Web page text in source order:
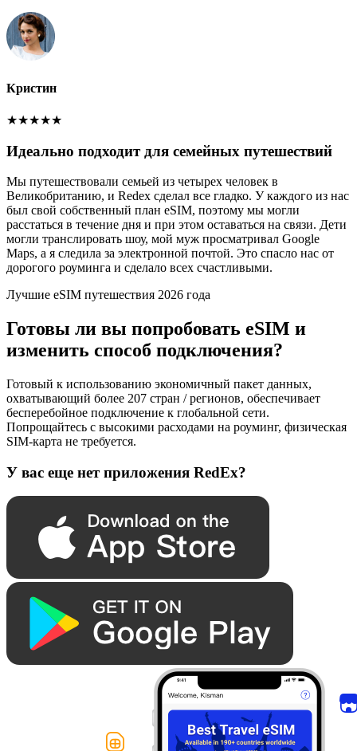
Кристин
★★★★★
Идеально подходит для семейных путешествий
Мы путешествовали семьей из четырех человек в
Великобританию, и Redex сделал все гладко. У каждого из нас
был свой собственный план eSIM, поэтому мы могли
расстаться в течение дня и при этом оставаться на связи. Дети
могли транслировать шоу, мой муж просматривал Google
Maps, а я следила за электронной почтой. Это спасло нас от
дорогого роуминга и сделало всех счастливыми.
Лучшие eSIM путешествия 2026 года
Готовы ли вы попробовать eSIM и
изменить способ подключения?
Готовый к использованию экономичный пакет данных,
охватывающий более 207 стран / регионов, обеспечивает
бесперебойное подключение к глобальной сети.
Попрощайтесь с высокими расходами на роуминг, физическая
SIM-карта не требуется.
У вас еще нет приложения RedEx?